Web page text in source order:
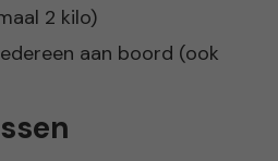
2 kilo)
aan boord (ook